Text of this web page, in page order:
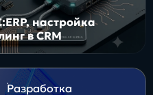
настройка
в CRM
Разработка